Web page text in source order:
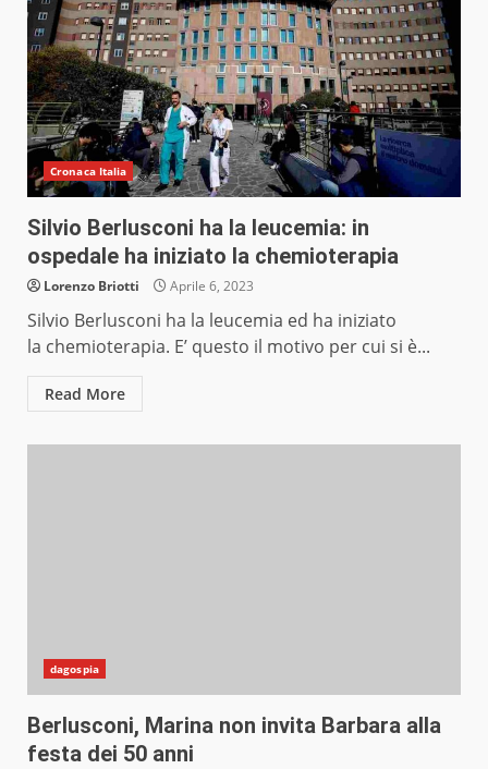
Cronaca Italia
Silvio Berlusconi ha la leucemia: in
ospedale ha iniziato la chemioterapia
Lorenzo Briotti Aprile 6, 2023
Silvio Berlusconi ha la leucemia ed ha iniziato
la chemioterapia. E’ questo il motivo per cui si è...
Read More
dagospia
Berlusconi, Marina non invita Barbara alla
festa dei 50 anni